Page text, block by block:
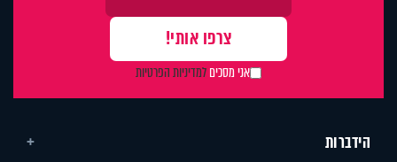
אני מסכיםלמדיניות הפרטיות
הידברות